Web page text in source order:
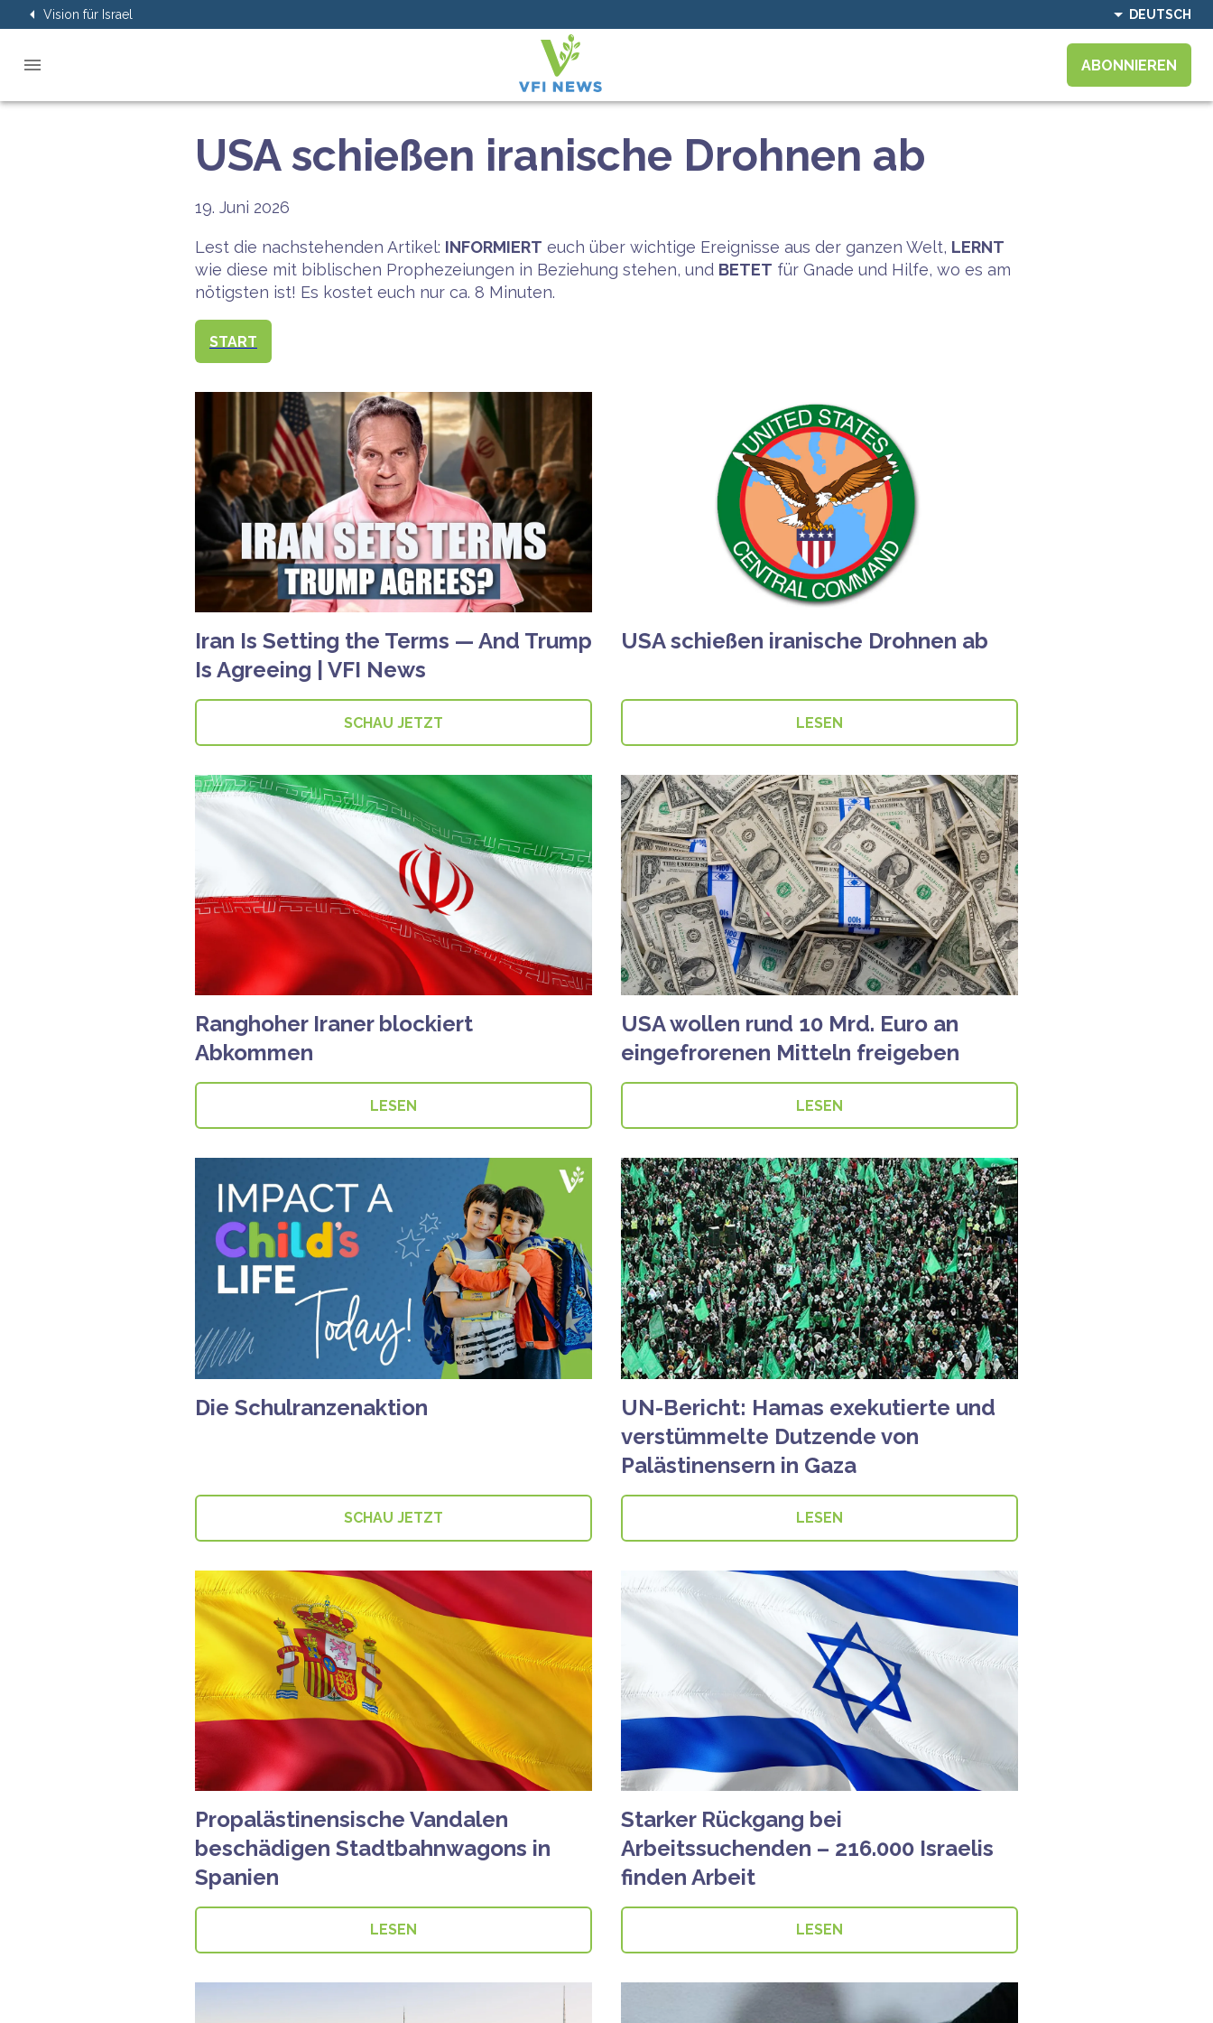
Vision für Israel DEUTSCH
ABONNIEREN
USA schießen iranische Drohnen ab
19. Juni 2026
Lest die nachstehenden Artikel: INFORMIERT euch über wichtige Ereignisse aus der ganzen Welt, LERNT
wie diese mit biblischen Prophezeiungen in Beziehung stehen, und BETET für Gnade und Hilfe, wo es am
nötigsten ist! Es kostet euch nur ca. 8 Minuten.
START
Iran Is Setting the Terms — And Trump
Is Agreeing | VFI News
SCHAU JETZT
USA schießen iranische Drohnen ab
LESEN
Ranghoher Iraner blockiert
Abkommen
LESEN
USA wollen rund 10 Mrd. Euro an
eingefrorenen Mitteln freigeben
LESEN
Die Schulranzenaktion
SCHAU JETZT
UN-Bericht: Hamas exekutierte und
verstümmelte Dutzende von
Palästinensern in Gaza
LESEN
Propalästinensische Vandalen
beschädigen Stadtbahnwagons in
Spanien
LESEN
Starker Rückgang bei
Arbeitssuchenden – 216.000 Israelis
finden Arbeit
LESEN